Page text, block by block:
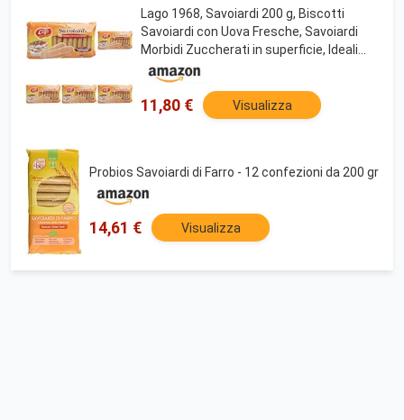
Lago 1968, Savoiardi 200 g, Biscotti
Savoiardi con Uova Fresche, Savoiardi
Morbidi Zuccherati in superficie, Ideali
per Ricette Dolci, Tradizione italiana
(Confezione da 5)
11,80 € Visualizza
Probios Savoiardi di Farro - 12 confezioni da 200 gr
14,61 € Visualizza